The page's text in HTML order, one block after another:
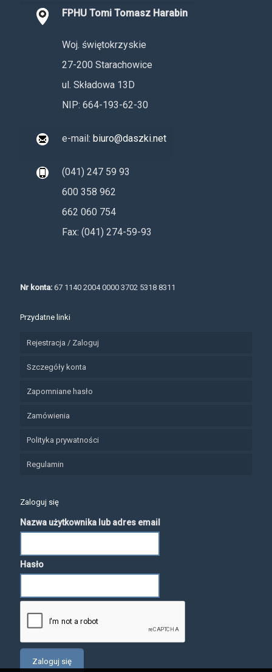
FPHU Tomi Tomasz Harabin
Woj. świętokrzyskie
27-200 Starachowice
ul. Składowa 13D
NIP: 664-193-62-30
e-mail: biuro@daszki.net
(041) 247 59 93
600 358 962
662 060 754
Fax: (041) 274-59-93
Nr konta: 67 1140 2004 0000 3702 5318 8311
Przydatne linki
Rejestracja / Zaloguj
Szczegóły konta
Zapomniane hasło
Zamówienia
Polityka prywatności
Regulamin
Zaloguj się
Nazwa użytkownika lub adres email
Hasło